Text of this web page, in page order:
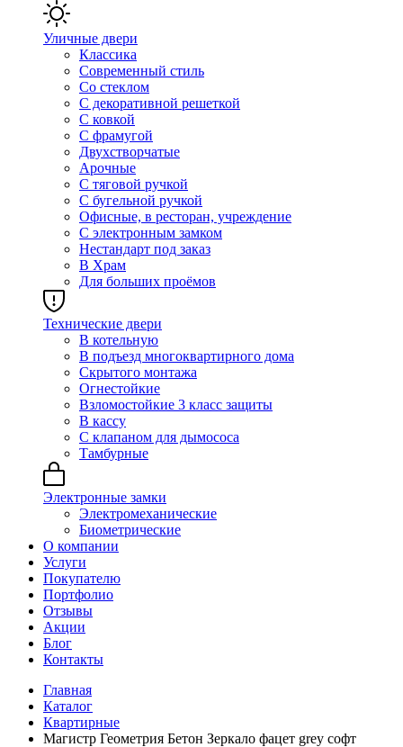
Уличные двери
Классика
Современный стиль
Со стеклом
С декоративной решеткой
С ковкой
С фрамугой
Двухстворчатые
Арочные
С тяговой ручкой
С бугельной ручкой
Офисные, в ресторан, учреждение
С электронным замком
Нестандарт под заказ
В Храм
Для больших проёмов
Технические двери
В котельную
В подъезд многоквартирного дома
Скрытого монтажа
Огнестойкие
Взломостойкие 3 класс защиты
В кассу
С клапаном для дымососа
Тамбурные
Электронные замки
Электромеханические
Биометрические
О компании
Услуги
Покупателю
Портфолио
Отзывы
Акции
Блог
Контакты
Главная
Каталог
Квартирные
Магистр Геометрия Бетон Зеркало фацет grey софт